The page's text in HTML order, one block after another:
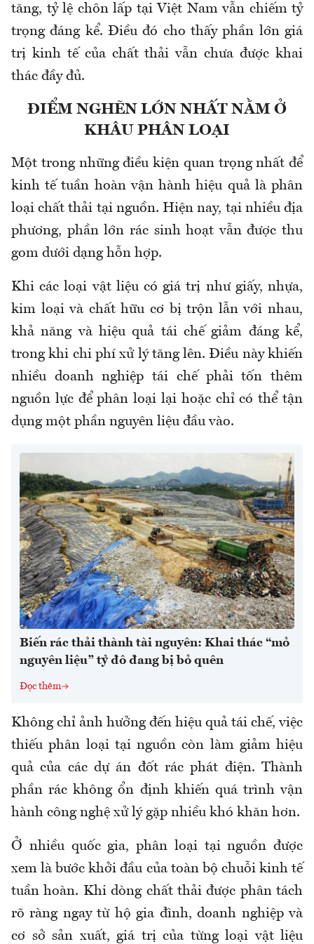
tăng, tỷ lệ chôn lấp tại Việt Nam vẫn chiếm tỷ
trọng đáng kể. Điều đó cho thấy phần lớn giá
trị kinh tế của chất thải vẫn chưa được khai
thác đầy đủ.
ĐIỂM NGHẼN LỚN NHẤT NẰM Ở
KHÂU PHÂN LOẠI
Một trong những điều kiện quan trọng nhất để
kinh tế tuần hoàn vận hành hiệu quả là phân
loại chất thải tại nguồn. Hiện nay, tại nhiều địa
phương, phần lớn rác sinh hoạt vẫn được thu
gom dưới dạng hỗn hợp.
Khi các loại vật liệu có giá trị như giấy, nhựa,
kim loại và chất hữu cơ bị trộn lẫn với nhau,
khả năng và hiệu quả tái chế giảm đáng kể,
trong khi chi phí xử lý tăng lên. Điều này khiến
nhiều doanh nghiệp tái chế phải tốn thêm
nguồn lực để phân loại lại hoặc chỉ có thể tận
dụng một phần nguyên liệu đầu vào.
Biến rác thải thành tài nguyên: Khai thác “mỏ
nguyên liệu” tỷ đô đang bị bỏ quên
Đọc thêm
Không chỉ ảnh hưởng đến hiệu quả tái chế, việc
thiếu phân loại tại nguồn còn làm giảm hiệu
quả của các dự án đốt rác phát điện. Thành
phần rác không ổn định khiến quá trình vận
hành công nghệ xử lý gặp nhiều khó khăn hơn.
Ở nhiều quốc gia, phân loại tại nguồn được
xem là bước khởi đầu của toàn bộ chuỗi kinh tế
tuần hoàn. Khi dòng chất thải được phân tách
rõ ràng ngay từ hộ gia đình, doanh nghiệp và
cơ sở sản xuất, giá trị của từng loại vật liệu